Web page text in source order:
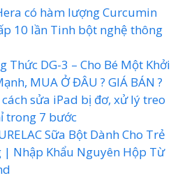
có hàm lượng Curcumin
10 lần Tinh bột nghệ thông
Thức DG-3 – Cho Bé Một Khởi
MUA Ở ĐÂU ? GIÁ BÁN ?
sửa iPad bị đơ, xử lý treo
trong 7 bước
Sữa Bột Dành Cho Trẻ
| Nhập Khẩu Nguyên Hộp Từ